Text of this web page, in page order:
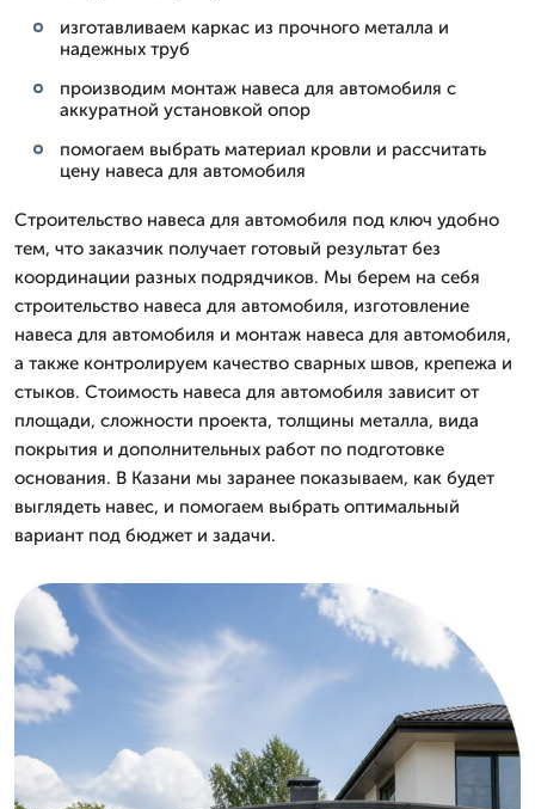
изготавливаем каркас из прочного металла и
надежных труб
производим монтаж навеса для автомобиля с
аккуратной установкой опор
помогаем выбрать материал кровли и рассчитать
цену навеса для автомобиля
Строительство навеса для автомобиля под ключ удобно
тем, что заказчик получает готовый результат без
координации разных подрядчиков. Мы берем на себя
строительство навеса для автомобиля, изготовление
навеса для автомобиля и монтаж навеса для автомобиля,
а также контролируем качество сварных швов, крепежа и
стыков. Стоимость навеса для автомобиля зависит от
площади, сложности проекта, толщины металла, вида
покрытия и дополнительных работ по подготовке
основания. В Казани мы заранее показываем, как будет
выглядеть навес, и помогаем выбрать оптимальный
вариант под бюджет и задачи.